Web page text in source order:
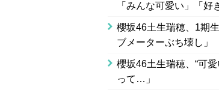
「みんな可愛い」「好
櫻坂46土生瑞穂、1期
ブメーターぶち壊し」
櫻坂46土生瑞穂、“可
って…」